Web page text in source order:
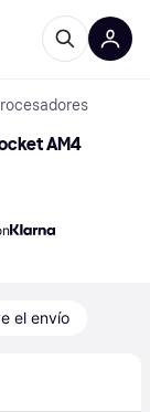
AM4
el envío